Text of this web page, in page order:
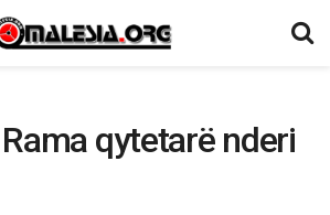
qytetarë nderi